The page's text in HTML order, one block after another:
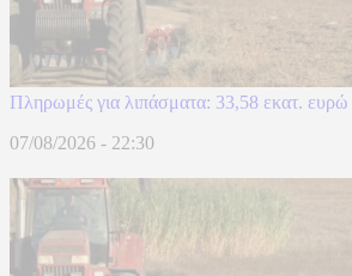
Πληρωμές για λιπάσματα: 33,58 εκατ.
07/08/2026 - 22:30